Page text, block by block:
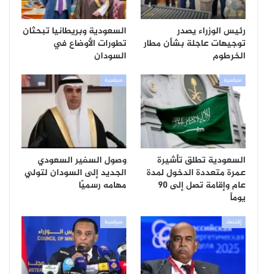
رئيس الوزراء يصدر
توجيهات عاجلة بشأن مطار
الخرطوم
السعودية وبريطانيا تبحثان
تطورات الأوضاع في
السودان
سياسية
السعودية تطلق تأشيرة
عمرة متعددة الدخول لمدة
عام وإقامة تصل إلى 90
يوماً
سياسية
وصول السفير السعودي
الجديد إلى السودان لتولي
مهامه رسميًا
إقتصاد سياسية